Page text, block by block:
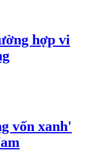
hợp vi
vốn xanh'